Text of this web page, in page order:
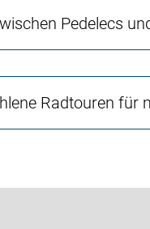
Pedelecs
Radtouren für